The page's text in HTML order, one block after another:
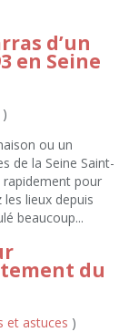
d’un
en Seine
)
ou un
de la Seine Saint-
rapidement pour
lieux depuis
beaucoup...
du
et astuces )